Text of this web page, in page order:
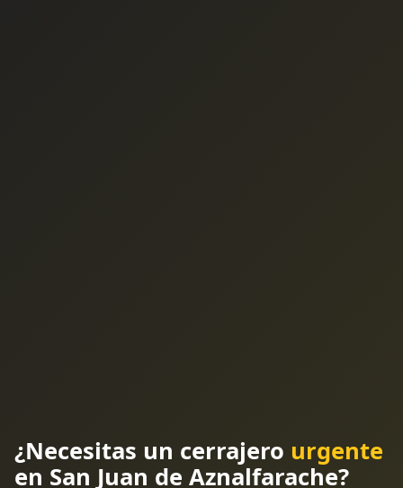
¿Necesitas un cerrajero urgente
en San Juan de Aznalfarache?